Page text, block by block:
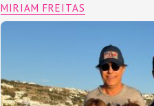
MIRIAM FREITAS